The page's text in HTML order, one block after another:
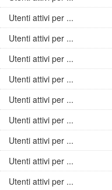
Utenti attivi per ...
Utenti attivi per ...
Utenti attivi per ...
Utenti attivi per ...
Utenti attivi per ...
Utenti attivi per ...
Utenti attivi per ...
Utenti attivi per ...
Utenti attivi per ...